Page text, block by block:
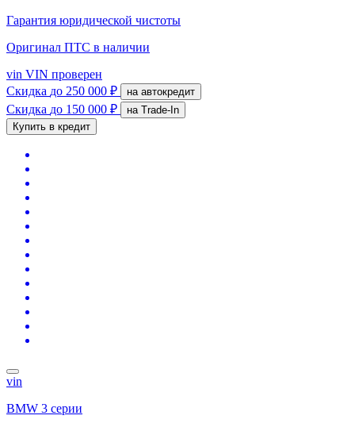
Гарантия юридической чистоты
Оригинал ПТС в наличии
vin VIN проверен
Скидка до 250 000 ₽ на автокредит
Скидка до 150 000 ₽
на Trade-In
Купить в кредит
vin
BMW 3 серии